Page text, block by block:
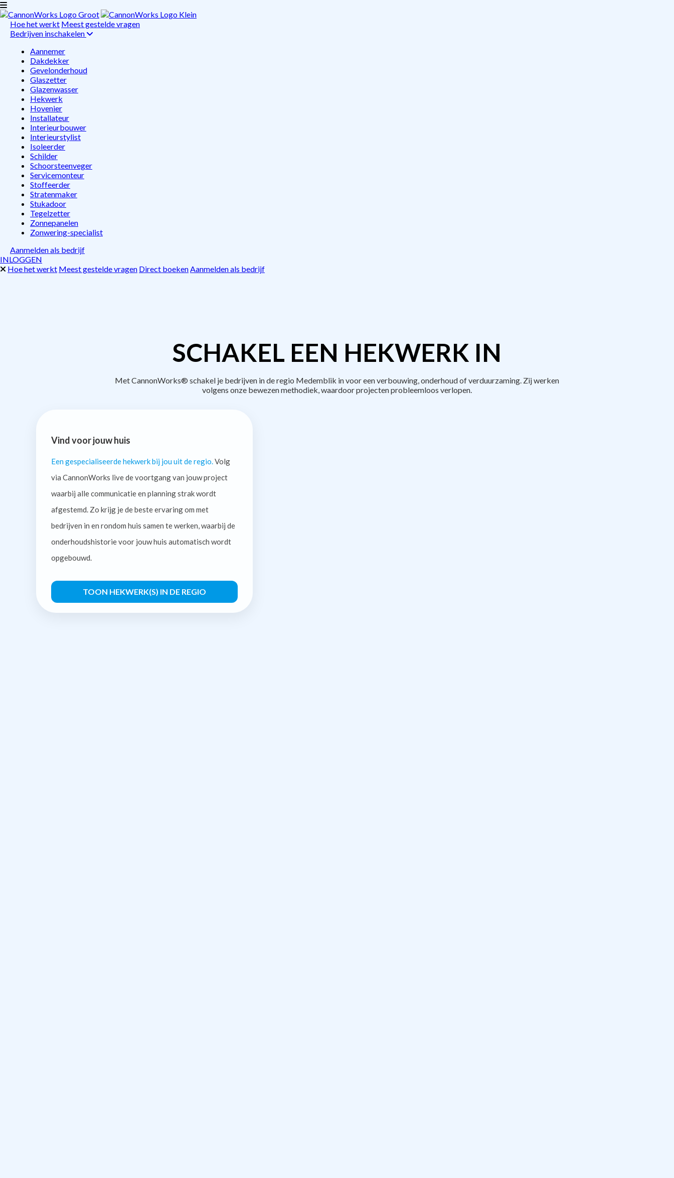
Hoe het werkt Meest gestelde vragen
Bedrijven inschakelen
Aannemer
Dakdekker
Gevelonderhoud
Glaszetter
Glazenwasser
Hekwerk
Hovenier
Installateur
Interieurbouwer
Interieurstylist
Isoleerder
Schilder
Schoorsteenveger
Servicemonteur
Stoffeerder
Stratenmaker
Stukadoor
Tegelzetter
Zonnepanelen
Zonwering-specialist
Aanmelden als bedrijf
INLOGGEN
Hoe het werkt Meest gestelde vragen Direct boekenAanmelden als bedrijf
SCHAKEL EEN HEKWERK IN
Met CannonWorks® schakel je bedrijven in de regio Medemblik in voor een verbouwing, onderhoud of verduurzaming. Zij werken
volgens onze bewezen methodiek, waardoor projecten probleemloos verlopen.
Vind voor jouw huis
Een gespecialiseerde hekwerk bij jou uit de regio. Volg
via CannonWorks live de voortgang van jouw project
waarbij alle communicatie en planning strak wordt
afgestemd. Zo krijg je de beste ervaring om met
bedrijven in en rondom huis samen te werken, waarbij de
onderhoudshistorie voor jouw huis automatisch wordt
opgebouwd.
TOON HEKWERK(S) IN DE REGIO